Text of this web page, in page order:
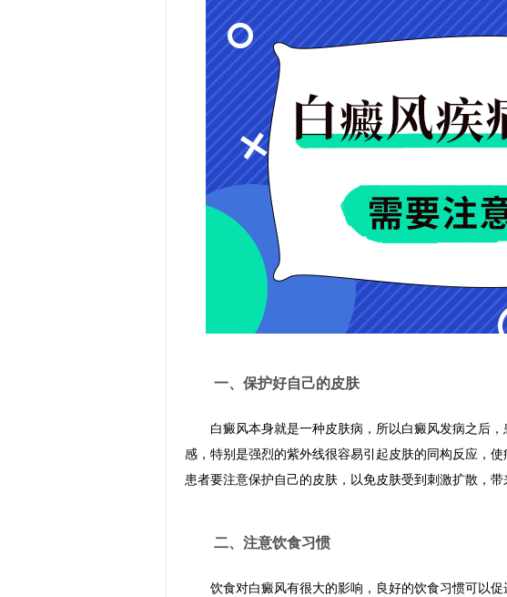
一、保护好自己的皮肤
白癜风本身就是一种皮肤病，所以白癜风发病之后，
感，特别是强烈的紫外线很容易引起皮肤的同构反应，
患者要注意保护自己的皮肤，以免皮肤受到刺激扩散，带
二、注意饮食习惯
饮食对白癜风有很大的影响，良好的饮食习惯可以促